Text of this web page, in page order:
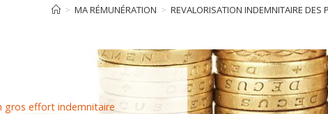
> MA RÉMUNÉRATION > REVALORISATION INDEMNITAIRE DES
gros effort indemnitaire